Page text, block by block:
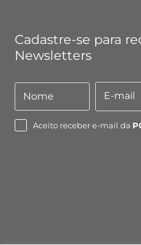
Cadastre-se para
Newsletters
Nome
Nome
mail
E-mail
Aceito receber e-mail da